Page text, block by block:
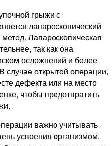
грыжи с
лапароскопический
Лапароскопическая
так как она
осложнений и более
открытой операции,
дефекта или на место
чтобы предотвратить
важно учитывать
усвоения организмом.